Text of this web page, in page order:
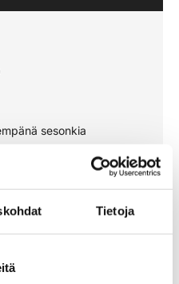
Tietoja
sesonkia